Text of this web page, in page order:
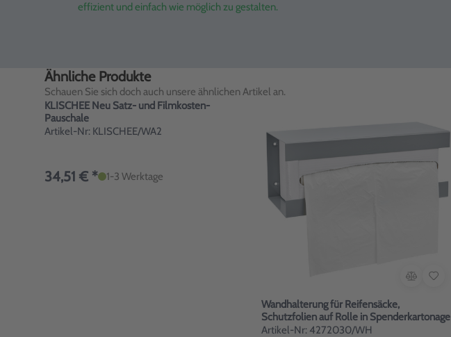
effizient und einfach wie möglich zu gestalten.
Ähnliche Produkte
Schauen Sie sich doch auch unsere ähnlichen Artikel an.
KLISCHEE Neu Satz- und Filmkosten-
Pauschale
Artikel-Nr: KLISCHEE/WA2
34,51 € * 1-3 Werktage
Wandhalterung für Reifensäcke,
Schutzfolien auf Rolle in Spenderkartonage
Artikel-Nr: 4272030/WH